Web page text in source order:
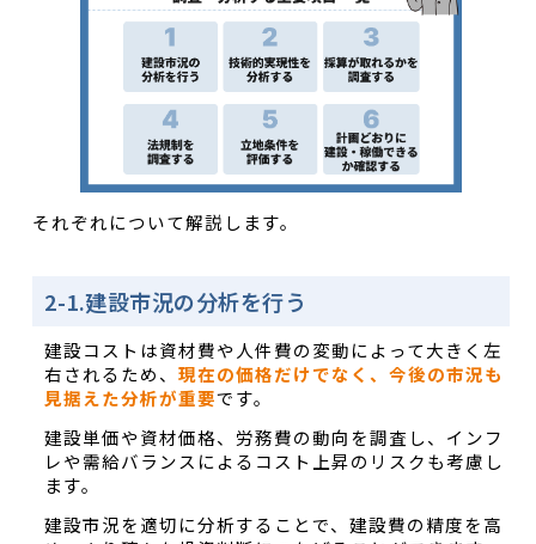
それぞれについて解説します。
2-1.建設市況の分析を行う
建設コストは資材費や人件費の変動によって大きく左
右されるため、現在の価格だけでなく、今後の市況も
見据えた分析が重要です。
建設単価や資材価格、労務費の動向を調査し、インフ
レや需給バランスによるコスト上昇のリスクも考慮し
ます。
建設市況を適切に分析することで、建設費の精度を高